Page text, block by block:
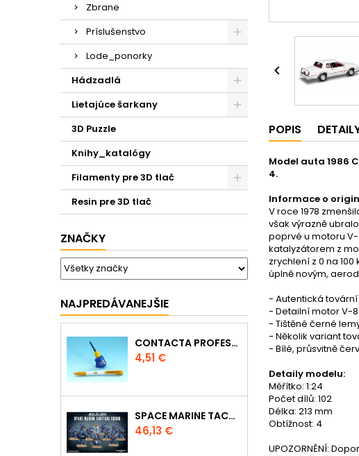
Zbrane
Príslušenstvo
Lode_ponorky
Hádzadlá
Lietajúce šarkany
3D Puzzle
Knihy_katalógy
Filamenty pre 3D tlač
Resin pre 3D tlač
ZNAČKY
NAJPREDÁVANEJŠIE
CONTACTA PROFESSIONAL MINI 39608 - 12,5G
Cena
4,51 €
SPACE MARINE TACTICAL SQUAD
Cena
46,13 €

POPIS
Model auta 1986
4.
Informace o
V roce 1978
však výrazně
poprvé u motoru
katalyzátorem z
zrychlení z 0 na
úplně novým,
- Autentická
- Detailní motor V-
- Tištěné černé
- Několik variant
- Bílé, průsvitně
Detaily modelu:
Měřítko: 1:24
Počet dílů: 102
Délka: 213 mm
Obtížnost: 4
UPOZORNĚNÍ: